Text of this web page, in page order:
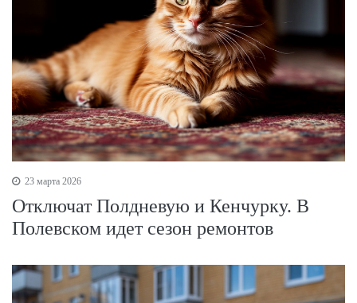
23 марта 2026
Отключат Полдневую и Кенчурку. В
Полевском идет сезон ремонтов